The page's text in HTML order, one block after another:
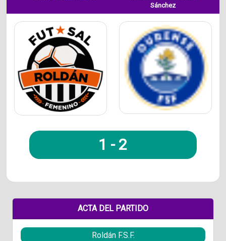
Sánchez
1 - 2
ACTA DEL PARTIDO
Roldán F.S.F.